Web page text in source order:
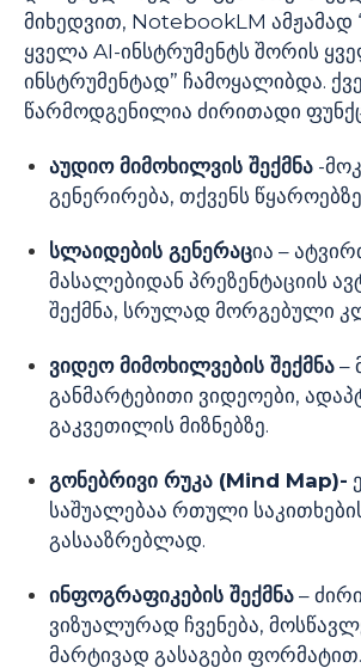
მიხედვით, NotebookLM ამჟამად
ყველა AI-ინსტრუმენტს შორის
ინსტრუმენტად” ჩამოყალიბდა.
წარმოდგენილია ძირითადი
აუდიო მიმოხილვის შექმნა -
გენერირება, თქვენს
სლაიდების გენერაცია –
მასალებიდან პრეზენტაციის
შექმნა, სრულად მორგებული
ვიდეო მიმოხილვების შექმნა –
განმარტებითი ვიდეოები,
გაკვეთილის მიზნებზე.
გონებრივი რუკა (Mind Map)-
საშუალებაა რთული
გასააზრებლად.
ინფოგრაფიკების შექმნა –
ვიზუალურად ჩვენება,
მარტივად გასაგები ფორმატით.